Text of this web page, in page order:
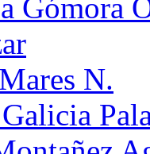
Gómora
N.